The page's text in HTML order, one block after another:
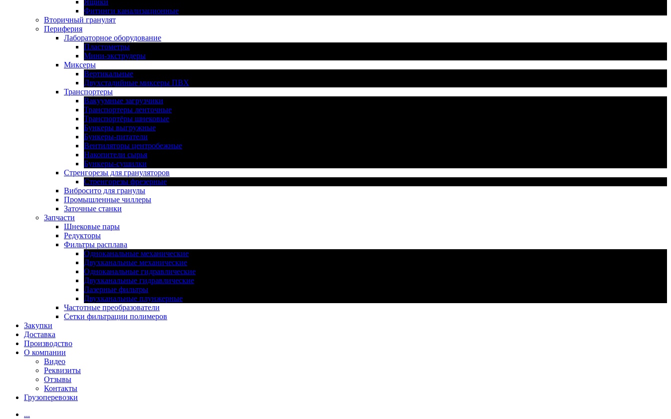
Ящики
Фитинги канализационные
Вторичный гранулят
Периферия
Лабораторное оборудование
Пластометры
Мини-экструдеры
Миксеры
Вертикальные
Двухстадийные миксеры ПВХ
Транспортеры
Вакуумные загрузчики
Транспортеры ленточные
Транспортёры шнековые
Бункеры выгружные
Бункеры-питатели
Вентиляторы центробежные
Накопители сырья
Бункеры-сушилки
Стренгорезы для грануляторов
Стренгорезы фрезерные
Вибросито для гранулы
Промышленные чиллеры
Заточные станки
Запчасти
Шнековые пары
Редукторы
Фильтры расплава
Одноканальные механические
Двухканальные механические
Одноканальные гидравлические
Двухканальные гидравлические
Лазерные фильтры
Двухканальные плунжерные
Частотные преобразователи
Сетки фильтрации полимеров
Закупки
Доставка
Производство
О компании
Видео
Реквизиты
Отзывы
Контакты
Грузоперевозки
...